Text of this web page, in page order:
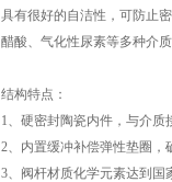
具有很好的自洁性，可防止
醋酸、气化性尿素等多种介
结构特点：
1、硬密封陶瓷内件，与介质
2、内置缓冲补偿弹性垫圈，
3、阀杆材质化学元素达到国